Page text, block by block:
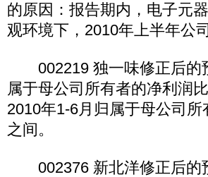
的原因：报告期内，电子元
观环境下，2010年上半年公
002219 独一味修正后的
属于母公司所有者的净利润
2010年1-6月归属于母公司
之间。
002376 新北洋修正后的